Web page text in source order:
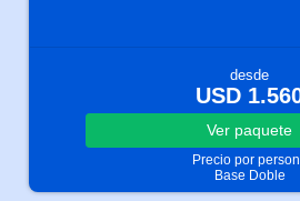
desde
USD
Ver paquete
Precio por
Base Doble